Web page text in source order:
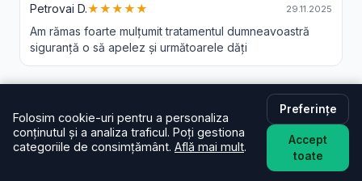
Petrovai D.★★★★★ 29.11.2025
Am rămas foarte mulțumit tratamentul dumneavoastră
siguranță o să apelez și următoarele dăți
Livrare Flori Pestenita - Intrebari
Frecvente
Folosim cookie-uri pentru a personaliza
conținutul și a analiza traficul. Poți gestiona
categoriile de consimțământ. Află mai mult.
Preferințe
Accept
toate